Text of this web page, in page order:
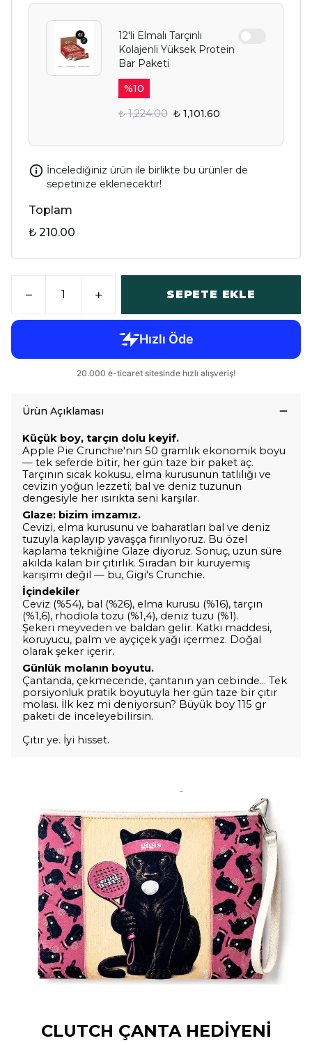
12'li Elmalı Tarçınlı
Kolajenli Yüksek Protein
Bar Paketi
%10
₺ 1,224.00 ₺ 1,101.60
İncelediğiniz ürün ile birlikte bu ürünler de
sepetinize eklenecektir!
Toplam
₺ 210.00
SEPETE EKLE
Ürün Açıklaması
Küçük boy, tarçın dolu keyif.
Apple Pie Crunchie'nin 50 gramlık ekonomik boyu
— tek seferde bitir, her gün taze bir paket aç.
Tarçının sıcak kokusu, elma kurusunun tatlılığı ve
cevizin yoğun lezzeti; bal ve deniz tuzunun
dengesiyle her ısırıkta seni karşılar.
Glaze: bizim imzamız.
Cevizi, elma kurusunu ve baharatları bal ve deniz
tuzuyla kaplayıp yavaşça fırınlıyoruz. Bu özel
kaplama tekniğine Glaze diyoruz. Sonuç, uzun süre
akılda kalan bir çıtırlık. Sıradan bir kuruyemiş
karışımı değil — bu, Gigi's Crunchie.
İçindekiler
Ceviz (%54), bal (%26), elma kurusu (%16), tarçın
(%1,6), rhodiola tozu (%1,4), deniz tuzu (%1).
Şekeri meyveden ve baldan gelir. Katkı maddesi,
koruyucu, palm ve ayçiçek yağı içermez. Doğal
olarak şeker içerir.
Günlük molanın boyutu.
Çantanda, çekmecende, çantanın yan cebinde… Tek
porsiyonluk pratik boyutuyla her gün taze bir çıtır
molası. İlk kez mi deniyorsun? Büyük boy 115 gr
paketi de inceleyebilirsin.
Çıtır ye. İyi hisset.
CLUTCH ÇANTA HEDİYENİ